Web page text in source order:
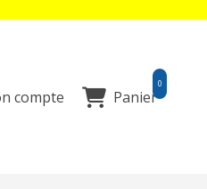
compte Panier
0